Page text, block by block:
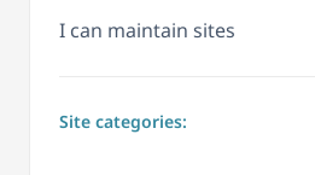
I can maintain sites
Site categories: